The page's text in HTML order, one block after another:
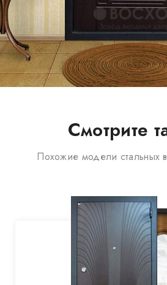
Смотрите
Похожие модели стальных